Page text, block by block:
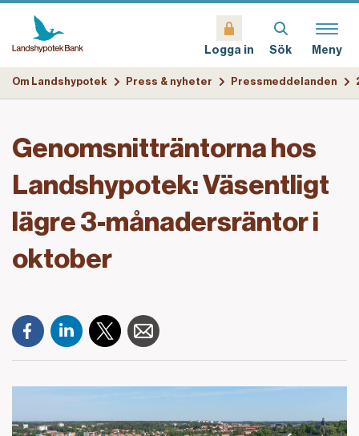
Logga in Sök Meny
Om Landshypotek Press & nyheter Pressmeddelanden
Genomsnitträntorna hos
Landshypotek: Väsentligt
lägre 3-månadersräntor i
oktober